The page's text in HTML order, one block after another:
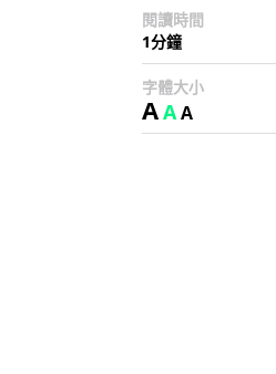
閱讀時間
1分鐘
字體大小
AAA